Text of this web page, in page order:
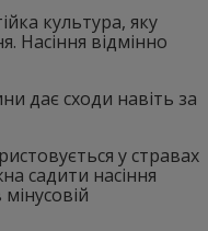
культура, яку
Насіння відмінно
дає сходи навіть за
у стравах
садити насіння